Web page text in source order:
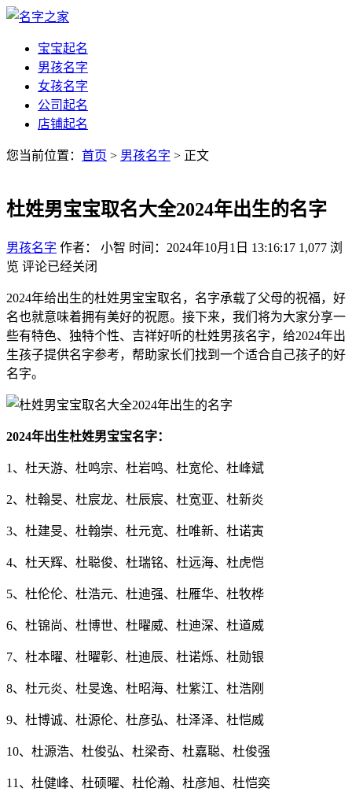
宝宝起名
男孩名字
女孩名字
公司起名
店铺起名
您当前位置： 首页 > 男孩名字 > 正文
杜姓男宝宝取名大全2024年出生的名字
男孩名字 作者： 小智 时间：2024年10月1日 13:16:17 1,077 浏
览 评论已经关闭
2024年给出生的杜姓男宝宝取名，名字承载了父母的祝福，好
名也就意味着拥有美好的祝愿。接下来，我们将为大家分享一
些有特色、独特个性、吉祥好听的杜姓男孩名字，给2024年出
生孩子提供名字参考，帮助家长们找到一个适合自己孩子的好
名字。
2024年出生杜姓男宝宝名字：
1、杜天游、杜鸣宗、杜岩鸣、杜宽伦、杜峰斌
2、杜翰旻、杜宸龙、杜辰宸、杜宽亚、杜新炎
3、杜建旻、杜翰崇、杜元宽、杜唯新、杜诺寅
4、杜天辉、杜聪俊、杜瑞铭、杜远海、杜虎恺
5、杜伦伦、杜浩元、杜迪强、杜雁华、杜牧桦
6、杜锦尚、杜博世、杜曜威、杜迪深、杜道威
7、杜本曜、杜曜彰、杜迪辰、杜诺烁、杜勋银
8、杜元炎、杜旻逸、杜昭海、杜紫江、杜浩刚
9、杜博诚、杜源伦、杜彦弘、杜泽泽、杜恺威
10、杜源浩、杜俊弘、杜梁奇、杜嘉聪、杜俊强
11、杜健峰、杜硕曜、杜伦瀚、杜彦旭、杜恺奕